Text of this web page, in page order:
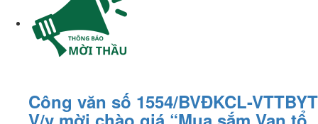
Công văn số 1554/BVĐKCL-VTTBYT